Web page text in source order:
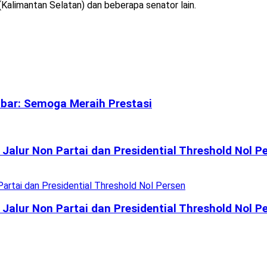
Selatan) dan beberapa senator lain.
Semoga Meraih Prestasi
Non Partai dan Presidential Threshold Nol
Non Partai dan Presidential Threshold Nol